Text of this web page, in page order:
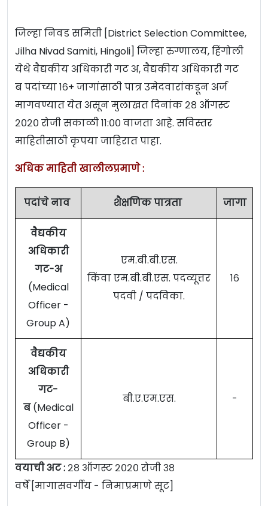
जिल्हा निवड समिती [District Selection Committee,
Jilha Nivad Samiti, Hingoli] जिल्हा रुग्णालय, हिंगोली
येथे वैद्यकीय अधिकारी गट अ, वैद्यकीय अधिकारी गट
ब पदांच्या १६+ जागांसाठी पात्र उमेदवारांकडून अर्ज
मागवण्यात येत असून मुलाखत दिनांक २८ ऑगस्ट
२०२० रोजी सकाळी ११:०० वाजता आहे. सविस्तर
माहितीसाठी कृपया जाहिरात पाहा.
अधिक माहिती खालीलप्रमाणे :
पदांचे नाव शैक्षणिक पात्रता जागा
वैद्यकीय
अधिकारी
गट-अ
(Medical
Officer -
Group A)
एम.बी.बी.एस.
किंवा एम.बी.बी.एस. पदव्यूत्तर
पदवी / पदविका.
१६
वैद्यकीय
अधिकारी
गट-
ब(Medical
Officer -
Group B)
बी.ए.एम.एस. -
वयाची अट : २८ ऑगस्ट २०२० रोजी ३८
वर्षे [मागासवर्गीय - निमाप्रमाणे सूट]